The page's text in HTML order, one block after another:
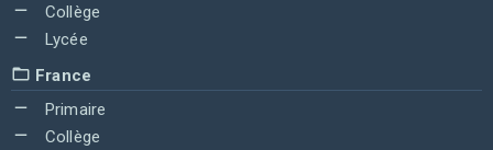
Collège
Lycée
France
Primaire
Collège